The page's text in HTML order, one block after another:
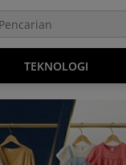
TEKNOLOGI